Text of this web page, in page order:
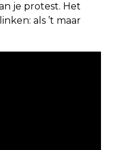
je protest. Het
als ’t maar